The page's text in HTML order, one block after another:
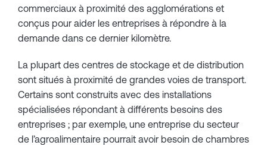
commerciaux à proximité des agglomérations et
conçus pour aider les entreprises à répondre à la
demande dans ce dernier kilomètre.
La plupart des centres de stockage et de distribution
sont situés à proximité de grandes voies de transport.
Certains sont construits avec des installations
spécialisées répondant à différents besoins des
entreprises ; par exemple, une entreprise du secteur
de l’agroalimentaire pourrait avoir besoin de chambres